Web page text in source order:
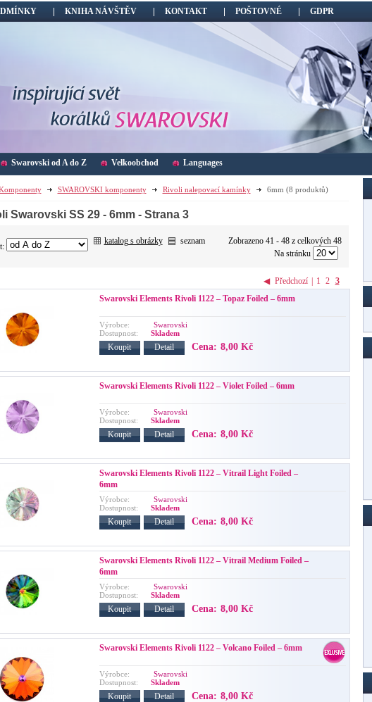
KNIHA NÁVŠTĚV KONTAKT POŠTOVNÉ GDPR
Swarovski od A do Z Velkoobchod Languages
SWAROVSKI komponenty Rivoli nalepovací kamínky 6mm (8 produktů)
Swarovski SS 29 - 6mm- Strana 3
katalog s obrázky seznam
Zobrazeno 41 - 48 z celkových 48
Na stránku
◀ Předchozí | 1 2
3
Swarovski Elements Rivoli 1122 – Topaz Foiled – 6mm
Výrobce:
Swarovski
Dostupnost:
Skladem
Koupit Detail Cena: 8,00 Kč
Swarovski Elements Rivoli 1122 – Violet Foiled – 6mm
Výrobce:
Swarovski
Dostupnost:
Skladem
Koupit Detail Cena: 8,00 Kč
Swarovski Elements Rivoli 1122 – Vitrail Light Foiled –
6mm
Výrobce:
Swarovski
Dostupnost:
Skladem
Koupit Detail Cena: 8,00 Kč
Swarovski Elements Rivoli 1122 – Vitrail Medium Foiled –
6mm
Výrobce:
Swarovski
Dostupnost:
Skladem
Koupit Detail Cena: 8,00 Kč
Swarovski Elements Rivoli 1122 – Volcano Foiled – 6mm
Výrobce:
Swarovski
Dostupnost:
Skladem
Koupit Detail Cena: 8,00 Kč